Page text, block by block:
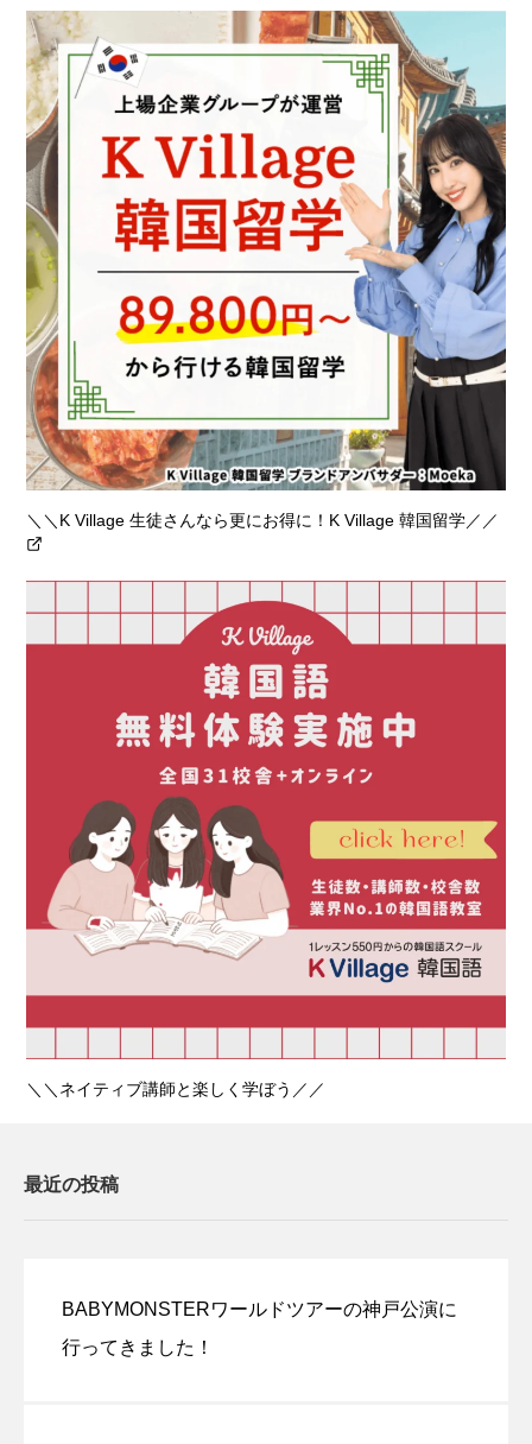
＼＼K Village 生徒さんなら更にお得に！K Village 韓国留学／／
＼＼ネイティブ講師と楽しく学ぼう／／
最近の投稿
BABYMONSTERワールドツアーの神戸公演に
行ってきました！